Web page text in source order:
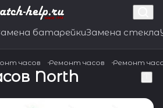
батарейкиЗамена стекла
часов Ремонт часов Ремонт
North